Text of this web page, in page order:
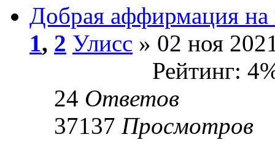
Добрая аффирмация
1, 2 Улисс » 02 ноя
Рейтинг:
24 Ответов
37137 Просмотров